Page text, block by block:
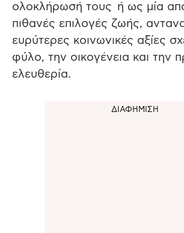
ολοκλήρωσή τους ή ως μία
πιθανές επιλογές ζωής,
ευρύτερες κοινωνικές αξίες
φύλο, την οικογένεια και την
ελευθερία.